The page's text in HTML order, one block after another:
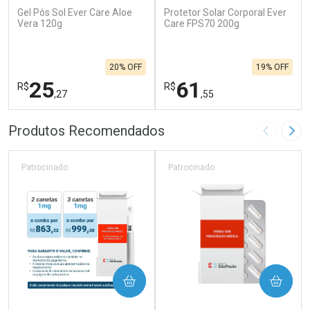
Gel Pós Sol Ever Care Aloe
Vera 120g
R$25,27
20% OFF
FECHAR
Laboratório
FECHAR
Por Menos
Protetor Solar Corporal Ever
Care FPS70 200g
R$61 ,55
19% OFF
Laboratório
Por Menos
Produtos Recomendados Imagem
Patrocinado
COMPRAR
Patrocinado
COMPRAR